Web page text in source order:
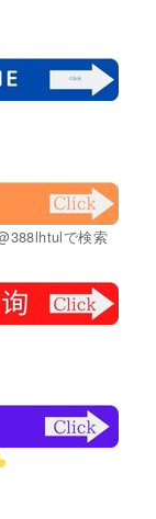
で検索